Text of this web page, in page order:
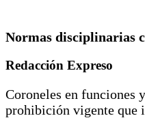
Normas disciplinarias
Redacción Expreso
Coroneles en funciones
prohibición vigente que